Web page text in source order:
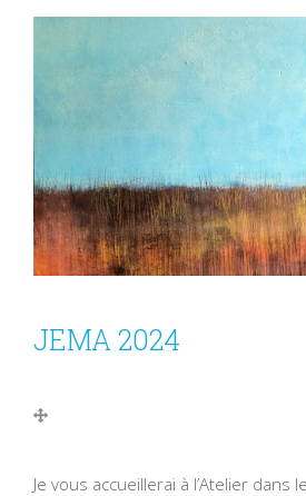
JEMA 2024
Je vous accueillerai à l’Atelier dans